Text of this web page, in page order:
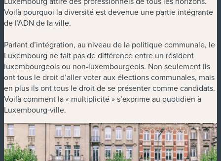
Voilà pourquoi la diversité est devenue une partie intégrante
de l’ADN de la ville.
Parlant d’intégration, au niveau de la politique communale, le
Luxembourg ne fait pas de différence entre un résident
luxembourgeois ou non-luxembourgeois. Non seulement ils
ont tous le droit d’aller voter aux élections communales, mais
en plus ils ont tous le droit de se présenter comme candidats.
Voilà comment la « multiplicité » s’exprime au quotidien à
Luxembourg-ville.